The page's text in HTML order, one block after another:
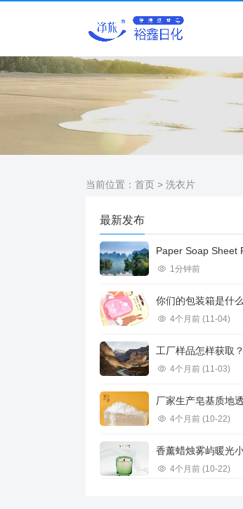
当前位置： 首页 > 洗衣片
最新发布
1分钟前
4个月前 (11-04)
工厂样品怎样获取？
4个月前 (11-03)
4个月前 (10-22)
4个月前 (10-22)